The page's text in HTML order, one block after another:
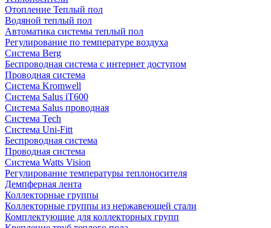
Отопление Теплый пол
Водяной теплый пол
Автоматика системы теплый пол
Регулирование по температуре воздуха
Система Berg
Беспроводная система с интернет доступом
Проводная система
Система Kromwell
Система Salus iT600
Система Salus проводная
Система Tech
Система Uni-Fitt
Беспроводная система
Проводная система
Система Watts Vision
Регулирование температуры теплоносителя
Демпферная лента
Коллекторные группы
Коллекторные группы из нержавеющей стали
Комплектующие для коллекторных групп